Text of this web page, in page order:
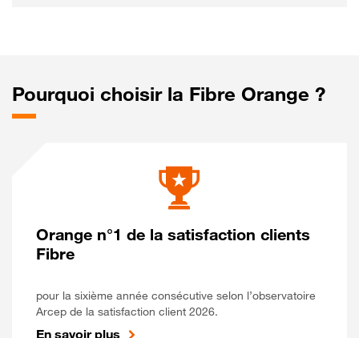
Pourquoi choisir la Fibre Orange ?
Orange n°1 de la satisfaction clients
Fibre
pour la sixième année consécutive selon l’observatoire
Arcep de la satisfaction client 2026.
En savoir plus